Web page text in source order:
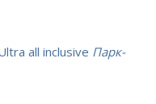
all inclusive Парк-